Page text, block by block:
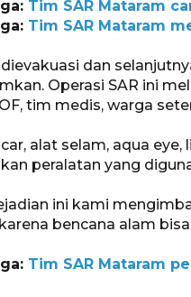
Tim SAR Mataram
Tim SAR Mataram
dan
Operasi SAR ini
tim medis, warga
alat selam, aqua
peralatan yang
ini kami
bencana alam
Tim SAR Mataram